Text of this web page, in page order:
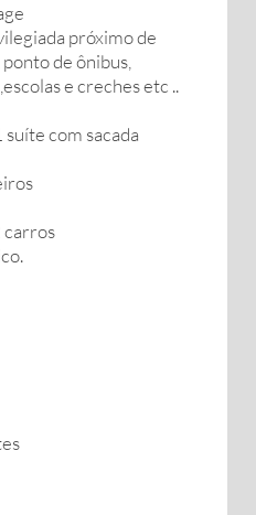
próximo de
de ônibus,
e creches etc ..
com sacada
carros